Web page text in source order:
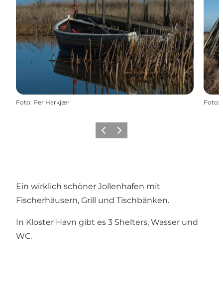
Foto: Per Harkjær Foto:
ZurückWeiter
Ein wirklich schöner Jollenhafen mit
Fischerhäusern, Grill und Tischbänken.
In Kloster Havn gibt es 3 Shelters, Wasser und
WC.